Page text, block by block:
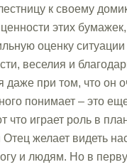
к своему
ценности этих
оценку
веселия и
даже при том, что он
понимает – это
что играет роль в
желает видеть
и людям. Но в